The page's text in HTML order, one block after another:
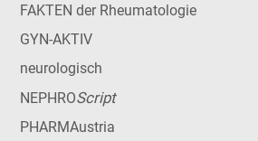
FAKTEN der Rheumatologie
GYN-AKTIV
neurologisch
NEPHROScript
PHARMAustria